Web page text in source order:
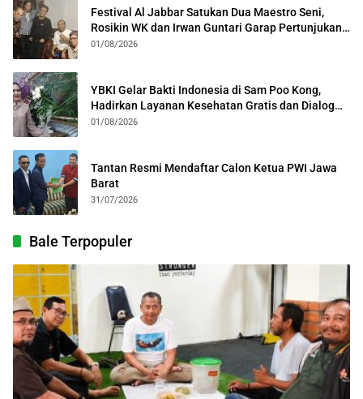
Festival Al Jabbar Satukan Dua Maestro Seni,
Rosikin WK dan Irwan Guntari Garap Pertunjukan
Kolosal
01/08/2026
YBKI Gelar Bakti Indonesia di Sam Poo Kong,
Hadirkan Layanan Kesehatan Gratis dan Dialog
Kebangsaan
01/08/2026
Tantan Resmi Mendaftar Calon Ketua PWI Jawa
Barat
31/07/2026
Bale Terpopuler